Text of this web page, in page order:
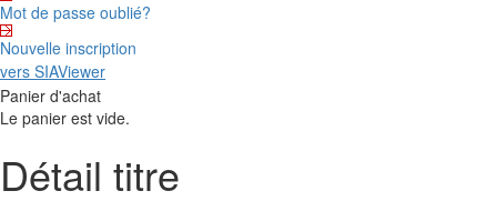
Mot de passe oublié?
Nouvelle inscription
vers SIAViewer
Panier d'achat
Le panier est vide.
Détail titre